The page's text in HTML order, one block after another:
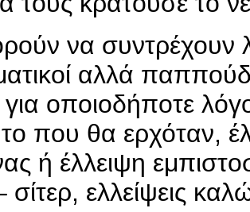
να συντρέχουν
αλλά
για οποιοδήποτε
που θα ερχόταν,
ή έλλειψη
σίτερ, ελλείψεις